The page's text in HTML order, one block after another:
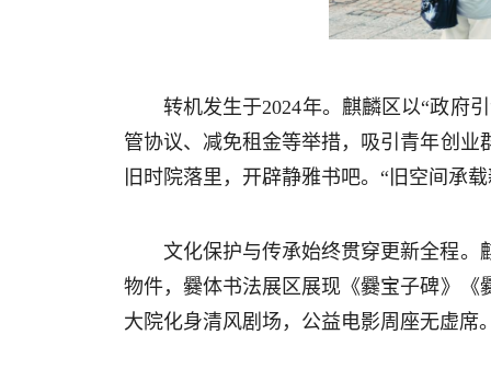
转机发生于2024年。麒麟区以“政府
管协议、减免租金等举措，吸引青年创
旧时院落里，开辟静雅书吧。“旧空间承
文化保护与传承始终贯穿更新全程。
物件，爨体书法展区展现《爨宝子碑》
大院化身清风剧场，公益电影周座无虚席